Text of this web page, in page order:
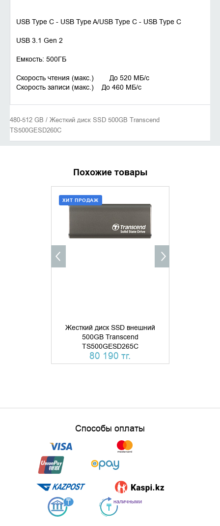
USB Type C - USB Type A/USB Type C - USB Type C
USB 3.1 Gen 2
Емкость: 500ГБ
Скорость чтения (макс.) До 520 MБ/с
Скорость записи (макс.) До 460 MБ/с
480-512 GB / Жесткий диск SSD 500GB Transcend
TS500GESD260C
Похожие товары
Жесткий диск SSD внешний
500GB Transcend
TS500GESD265C
80 190 тг.
ХИТ ПРОДАЖ
КУПИТЬ В 1 КЛИК
Способы оплаты